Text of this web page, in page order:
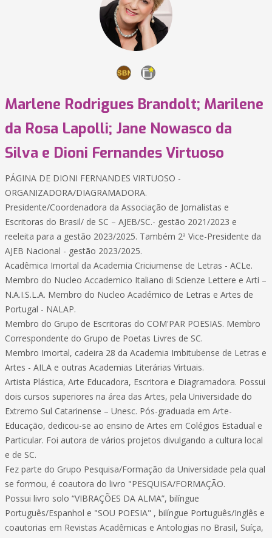
Marlene Rodrigues Brandolt; Marilene
da Rosa Lapolli; Jane Nowasco da
Silva e Dioni Fernandes Virtuoso
PÁGINA DE DIONI FERNANDES VIRTUOSO -
ORGANIZADORA/DIAGRAMADORA.
Presidente/Coordenadora da Associação de Jornalistas e
Escritoras do Brasil/ de SC – AJEB/SC.- gestão 2021/2023 e
reeleita para a gestão 2023/2025. Também 2ª Vice-Presidente da
AJEB Nacional - gestão 2023/2025.
Acadêmica Imortal da Academia Criciumense de Letras - ACLe.
Membro do Nucleo Accademico Italiano di Scienze Lettere e Arti –
N.A.I.S.L.A. Membro do Nucleo Académico de Letras e Artes de
Portugal - NALAP.
Membro do Grupo de Escritoras do COM'PAR POESIAS. Membro
Correspondente do Grupo de Poetas Livres de SC.
Membro Imortal, cadeira 28 da Academia Imbitubense de Letras e
Artes - AILA e outras Academias Literárias Virtuais.
Artista Plástica, Arte Educadora, Escritora e Diagramadora. Possui
dois cursos superiores na área das Artes, pela Universidade do
Extremo Sul Catarinense – Unesc. Pós-graduada em Arte-
Educação, dedicou-se ao ensino de Artes em Colégios Estadual e
Particular. Foi autora de vários projetos divulgando a cultura local
e de SC.
Fez parte do Grupo Pesquisa/Formação da Universidade pela qual
se formou, é coautora do livro "PESQUISA/FORMAÇÃO.
Possui livro solo “VIBRAÇÕES DA ALMA”, bilíngue
Português/Espanhol e "SOU POESIA" , bilíngue Português/Inglês e
coautorias em Revistas Acadêmicas e Antologias no Brasil, Suíça,